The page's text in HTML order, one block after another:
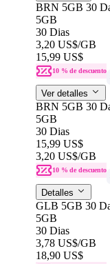
BRN 5GB 30
5GB
30 Dias
3,20 US$/GB
15,99 US$
10 % de descuento
Ver detalles
BRN 5GB 30
5GB
30 Dias
15,99 US$
3,20 US$/GB
10 % de descuento
Detalles
GLB 5GB 30
5GB
30 Dias
3,78 US$/GB
18,90 US$